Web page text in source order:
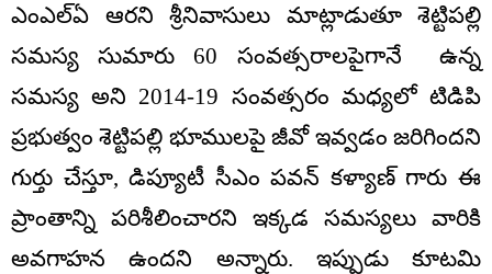
ఎంఎల్ఏ ఆరని శ్రీనివాసులు మాట్లాడుతూ శెట్టిపల్లి
సమస్య సుమారు 60 సంవత్సరాలపైగానే ఉన్న
సమస్య అని 2014-19 సంవత్సరం మధ్యలో టిడిపి
ప్రభుత్వం శెట్టిపల్లి భూములపై జీవో ఇవ్వడం జరిగిందని
గుర్తు చేస్తూ, డిప్యూటీ సీఎం పవన్ కళ్యాణ్ గారు ఈ
ప్రాంతాన్ని పరిశీలించారని ఇక్కడ సమస్యలు వారికి
అవగాహన ఉందని అన్నారు. ఇప్పుడు కూటమి